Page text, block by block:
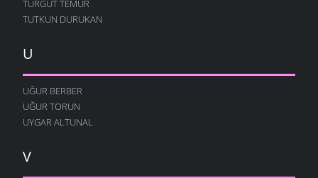
TURGUT TEMUR
TUTKUN DURUKAN
U
UĞUR BERBER
UĞUR TORUN
UYGAR ALTUNAL
V